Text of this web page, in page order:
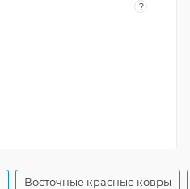
?
Восточные красные ковры